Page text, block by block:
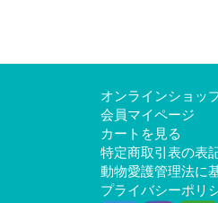
オンラインショッ
会員マイページ
カートを見る
特定商取引表の表
動物愛護管理法に
プライバシーポリ